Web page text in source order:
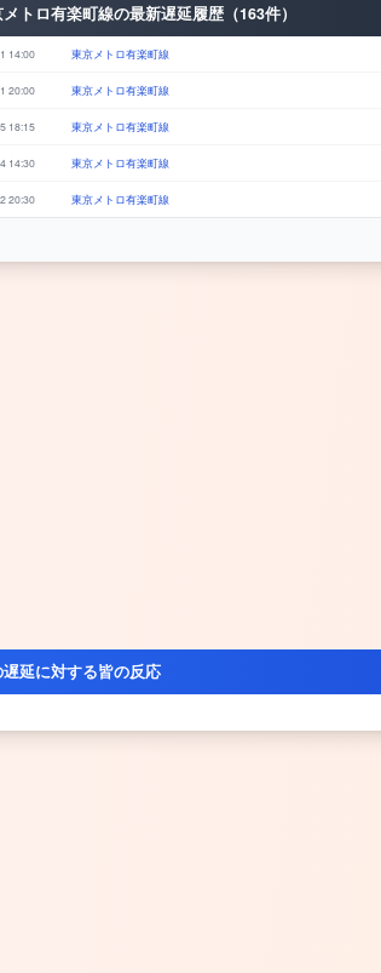
トロ有楽町線の最新遅延履歴（163件）
14:00 東京メトロ有楽町線
20:00 東京メトロ有楽町線
18:15 東京メトロ有楽町線
14:30 東京メトロ有楽町線
20:30 東京メトロ有楽町線
延に対する皆の反応